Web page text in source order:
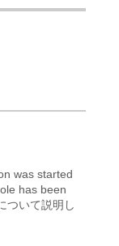
was started
has been
ついて説明し